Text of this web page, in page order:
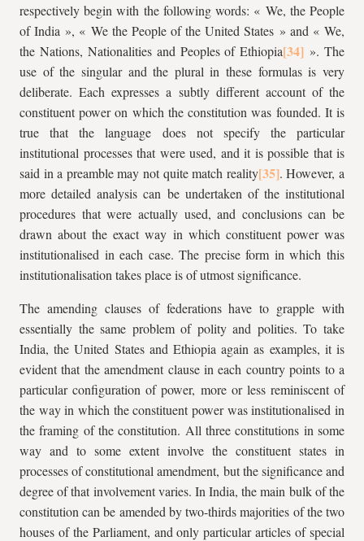
respectively begin with the following words: « We, the People
of India », « We the People of the United States » and « We,
the Nations, Nationalities and Peoples of Ethiopia
». The
use of the singular and the plural in these formulas is very
deliberate. Each expresses a subtly different account of the
constituent power on which the constitution was founded. It is
true that the language does not specify the particular
institutional processes that were used, and it is possible that is
said in a preamble may not quite match reality
. However, a
more detailed analysis can be undertaken of the institutional
procedures that were actually used, and conclusions can be
drawn about the exact way in which constituent power was
institutionalised in each case. The precise form in which this
institutionalisation takes place is of utmost significance.
The amending clauses of federations have to grapple with
essentially the same problem of polity and polities. To take
India, the United States and Ethiopia again as examples, it is
evident that the amendment clause in each country points to a
particular configuration of power, more or less reminiscent of
the way in which the constituent power was institutionalised in
the framing of the constitution. All three constitutions in some
way and to some extent involve the constituent states in
processes of constitutional amendment, but the significance and
degree of that involvement varies. In India, the main bulk of the
constitution can be amended by two-thirds majorities of the two
houses of the Parliament, and only particular articles of special